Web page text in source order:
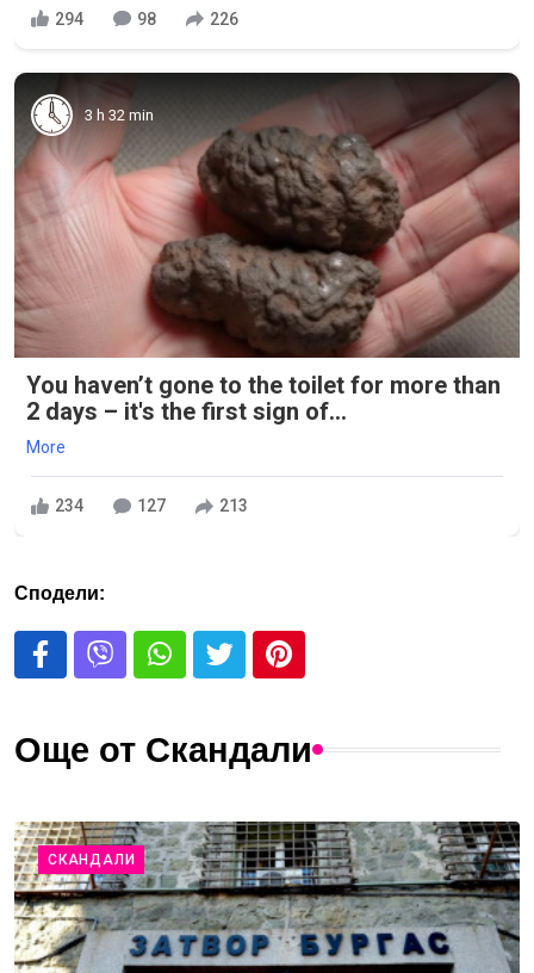
294 98 226
3 h 32 min
You haven’t gone to the toilet for more than
2 days – it's the first sign of...
More
234 127 213
Сподели:
Още от Скандали
СКАНДАЛИ